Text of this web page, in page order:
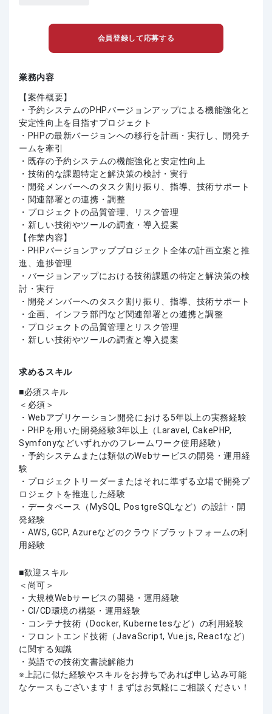
会員登録して応募する
業務内容
【案件概要】
・予約システムのPHPバージョンアップによる機能強化と
安定性向上を目指すプロジェクト
・PHPの最新バージョンへの移行を計画・実行し、開発チ
ームを牽引
・既存の予約システムの機能強化と安定性向上
・技術的な課題特定と解決策の検討・実行
・開発メンバーへのタスク割り振り、指導、技術サポート
・関連部署との連携・調整
・プロジェクトの品質管理、リスク管理
・新しい技術やツールの調査・導入提案
【作業内容】
・PHPバージョンアッププロジェクト全体の計画立案と推
進、進捗管理
・バージョンアップにおける技術課題の特定と解決策の検
討・実行
・開発メンバーへのタスク割り振り、指導、技術サポート
・企画、インフラ部門など関連部署との連携と調整
・プロジェクトの品質管理とリスク管理
・新しい技術やツールの調査と導入提案
求めるスキル
必須スキル
＜必須＞
・Webアプリケーション開発における5年以上の実務経験
・PHPを用いた開発経験3年以上（Laravel, CakePHP,
Symfonyなどいずれかのフレームワーク使用経験）
・予約システムまたは類似のWebサービスの開発・運用経
験
・プロジェクトリーダーまたはそれに準ずる立場で開発プ
ロジェクトを推進した経験
・データベース（MySQL, PostgreSQLなど）の設計・開
発経験
・AWS, GCP, Azureなどのクラウドプラットフォームの利
用経験
歓迎スキル
＜尚可＞
・大規模Webサービスの開発・運用経験
・CI/CD環境の構築・運用経験
・コンテナ技術（Docker, Kubernetesなど）の利用経験
・フロントエンド技術（JavaScript, Vue.js, Reactなど）
に関する知識
・英語での技術文書読解能力
上記に似た経験やスキルをお持ちであれば申し込み可能
なケースもございます！まずはお気軽にご相談ください！